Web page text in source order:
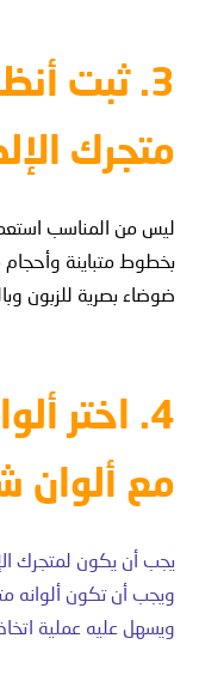
3. ثبت
متجرك
ليس من المناسب
بخطوط متباينة
ضوضاء بصرية للزبون
4. اختر
مع ألوان
يجب أن يكون لمتجرك
ويجب أن تكون ألوانه
ويسهل عليه عملية اتخاذ